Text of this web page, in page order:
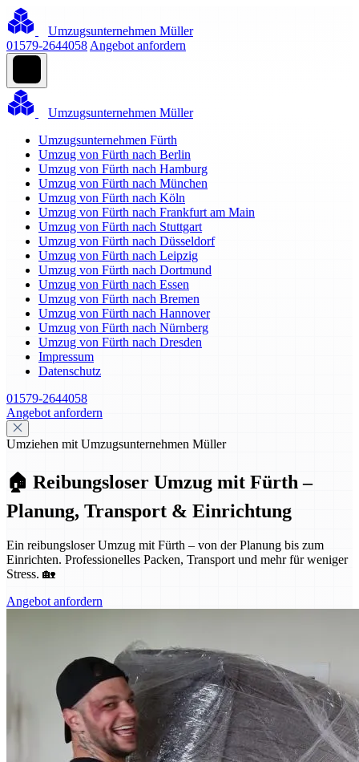
Umzugsunternehmen Müller
01579-2644058 Angebot anfordern
Umzugsunternehmen Müller
Umzugsunternehmen Fürth
Umzug von Fürth nach Berlin
Umzug von Fürth nach Hamburg
Umzug von Fürth nach München
Umzug von Fürth nach Köln
Umzug von Fürth nach Frankfurt am Main
Umzug von Fürth nach Stuttgart
Umzug von Fürth nach Düsseldorf
Umzug von Fürth nach Leipzig
Umzug von Fürth nach Dortmund
Umzug von Fürth nach Essen
Umzug von Fürth nach Bremen
Umzug von Fürth nach Hannover
Umzug von Fürth nach Nürnberg
Umzug von Fürth nach Dresden
Impressum
Datenschutz
01579-2644058
Angebot anfordern
Umziehen mit Umzugsunternehmen Müller
🏠 Reibungsloser Umzug mit Fürth –
Planung, Transport & Einrichtung
Ein reibungsloser Umzug mit Fürth – von der Planung bis zum
Einrichten. Professionelles Packen, Transport und mehr für weniger
Stress. 🏡
Angebot anfordern